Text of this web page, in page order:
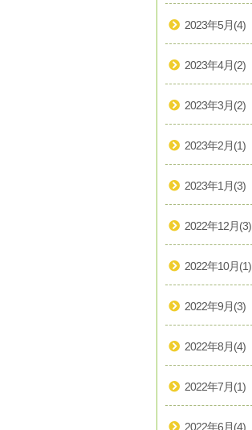
2023年5月(4)
2023年4月(2)
2023年3月(2)
2023年2月(1)
2023年1月(3)
2022年12月(3)
2022年10月(1)
2022年9月(3)
2022年8月(4)
2022年7月(1)
2022年6月(4)